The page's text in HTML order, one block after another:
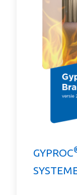
GYPROC